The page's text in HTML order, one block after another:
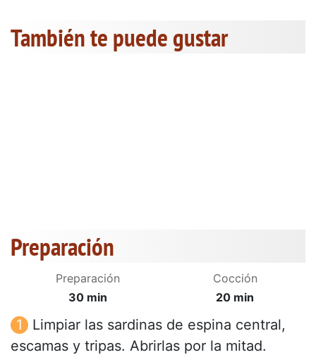
También te puede gustar
Preparación
Preparación
30 min
Cocción
20 min
Limpiar las sardinas de espina central,
escamas y tripas. Abrirlas por la mitad.